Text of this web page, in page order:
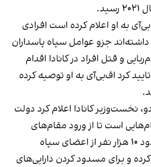
به او اعلام کرده است افرادی
جزو عوامل سپاه پاسداران
و قتل افراد در کانادا اقدام
کرد اف‌بی‌آی به او توصیه کرده
ترودو، نخست‌وزیر کانادا اعلام کرد دولت
است تا از ورود مقام‌های
ارشد جمهوری اسلامی و حدود ۱۰ هزار نفر از اعضای سپاه
کرده و برای مسدود کردن دارایی‌های